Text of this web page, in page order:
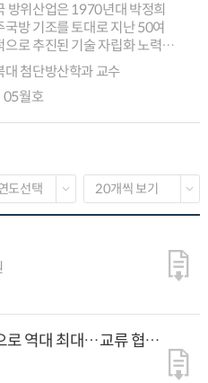
방위산업은 1970년대 박정희
국방 기조를 토대로 지난 50여
으로 추진된 기술 자립화 노력의
시 단순 정비와 조립 중심에
산 역량은 수십 년간의 정책적
축적을 통해 체계종합 능력과
대 첨단방산학과 교수
월호
로 역대 최대…교류 협력